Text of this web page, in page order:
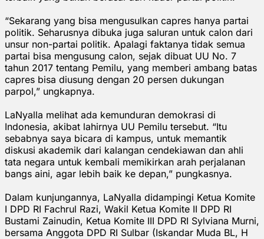
“Sekarang yang bisa mengusulkan capres hanya partai
politik. Seharusnya dibuka juga saluran untuk calon dari
unsur non-partai politik. Apalagi faktanya tidak semua
partai bisa mengusung calon, sejak dibuat UU No. 7
tahun 2017 tentang Pemilu, yang memberi ambang batas
capres bisa diusung dengan 20 persen dukungan
parpol,” ungkapnya.
LaNyalla melihat ada kemunduran demokrasi di
Indonesia, akibat lahirnya UU Pemilu tersebut. “Itu
sebabnya saya bicara di kampus, untuk memantik
diskusi akademik dari kalangan cendekiawan dan ahli
tata negara untuk kembali memikirkan arah perjalanan
bangs aini, agar lebih baik ke depan,” pungkasnya.
Dalam kunjungannya, LaNyalla didampingi Ketua Komite
I DPD RI Fachrul Razi, Wakil Ketua Komite II DPD RI
Bustami Zainudin, Ketua Komite III DPD RI Sylviana Murni,
bersama Anggota DPD RI Sulbar (Iskandar Muda BL, H